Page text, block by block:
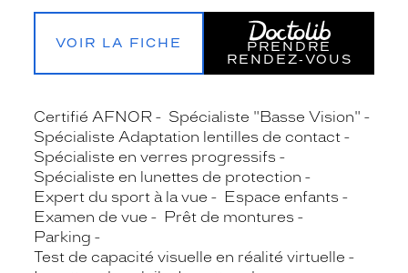
VOIR LA FICHE
PRENDRE
RENDEZ‑VOUS
Certifié AFNOR
Spécialiste "Basse Vision"
Spécialiste Adaptation lentilles de contact
Spécialiste en verres progressifs
Spécialiste en lunettes de protection
Expert du sport à la vue
Espace enfants
Examen de vue
Prêt de montures
Parking
Test de capacité visuelle en réalité virtuelle